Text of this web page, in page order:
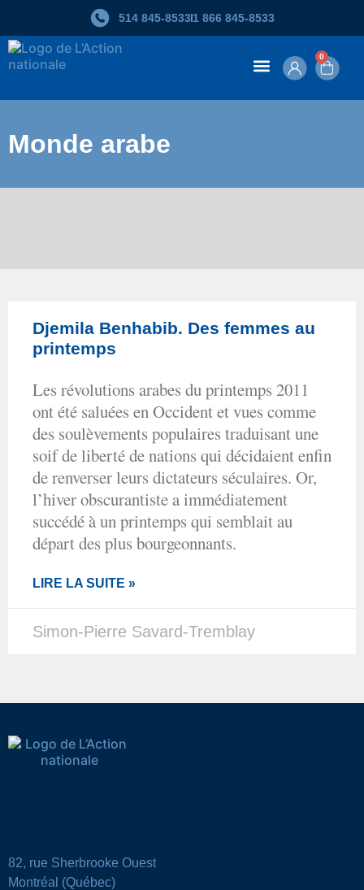
514 845‑85331 866 845‑8533
0
Monde arabe
Djemila Benhabib. Des femmes au
printemps
Les révolutions arabes du printemps 2011
ont été saluées en Occident et vues comme
des soulèvements populaires traduisant une
soif de liberté de nations qui décidaient enfin
de renverser leurs dictateurs séculaires. Or,
l’hiver obscurantiste a immédiatement
succédé à un printemps qui semblait au
départ des plus bourgeonnants.
LIRE LA SUITE »
Simon-Pierre Savard-Tremblay
82, rue Sherbrooke Ouest
Montréal (Québec)